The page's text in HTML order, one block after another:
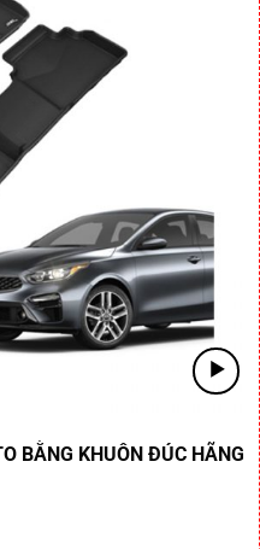
BẰNG KHUÔN ĐÚC HÃNG